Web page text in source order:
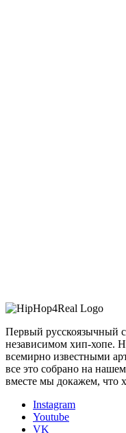
Первый русскоязычный
независимом хип-хопе.
всемирно известными
все это собрано на
вместе мы докажем, что
Instagram
Youtube
VK